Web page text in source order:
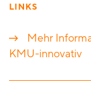
LINKS
Mehr
KMU-innovativ